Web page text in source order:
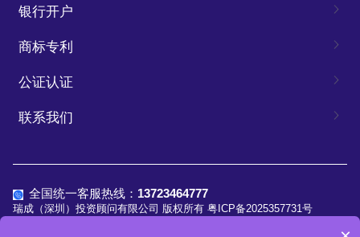
银行开户
商标专利
公证认证
联系我们
全国统一客服热线： 13723464777
瑞成（深圳）投资顾问有限公司 版权所有 粤ICP备2025357731号